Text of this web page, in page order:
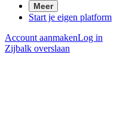
Meer
Start je eigen platform
Account aanmakenLog in
Zijbalk overslaan